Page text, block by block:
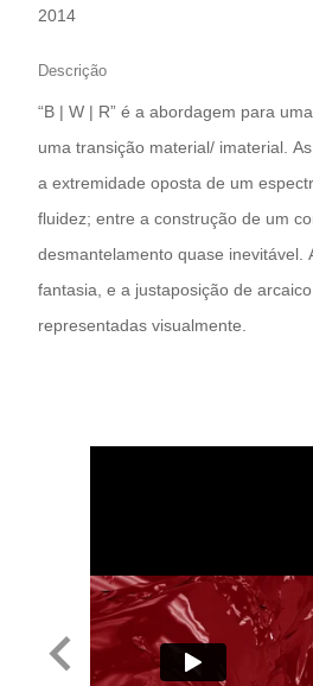
2014
Descrição
“B | W | R” é a abordagem para
uma transição material/ imaterial.
a extremidade oposta de um
fluidez; entre a construção de um
desmantelamento quase inevitável.
fantasia, e a justaposição de
representadas visualmente.